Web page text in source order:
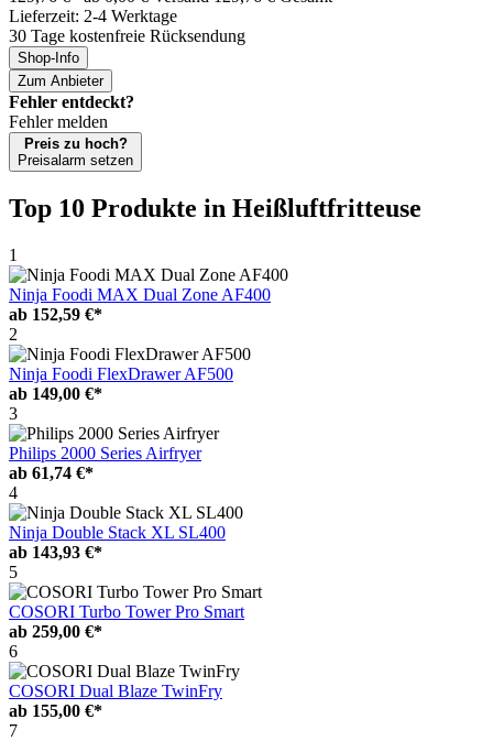
Lieferzeit: 2-4 Werktage
30 Tage kostenfreie Rücksendung
Shop-Info
Zum Anbieter
Fehler entdeckt?
Fehler melden
Preis zu hoch?
Preisalarm setzen
Top 10 Produkte in Heißluftfritteuse
1
Ninja Foodi MAX Dual Zone AF400
ab 152,59 €*
2
Ninja Foodi FlexDrawer AF500
ab 149,00 €*
3
Philips 2000 Series Airfryer
ab 61,74 €*
4
Ninja Double Stack XL SL400
ab 143,93 €*
5
COSORI Turbo Tower Pro Smart
ab 259,00 €*
6
COSORI Dual Blaze TwinFry
ab 155,00 €*
7